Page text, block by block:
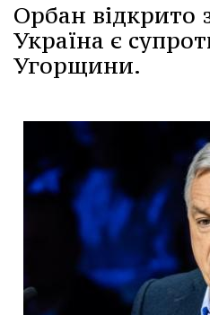
Орбан відкрито
Україна є
Угорщини.